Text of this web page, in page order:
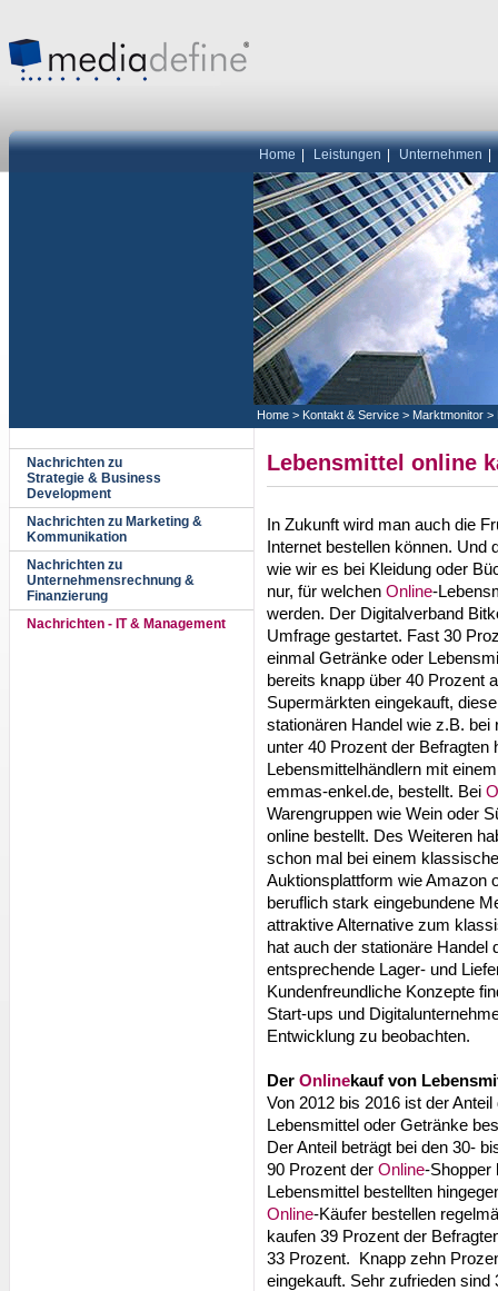
Home Leistungen Unternehmen
Home > Kontakt & Service > Marktmonitor >
Nachrichten zu
Strategie & Business
Development
Nachrichten zu Marketing &
Kommunikation
Nachrichten zu
Unternehmensrechnung &
Finanzierung
Nachrichten - IT & Management
Lebensmittel online
In Zukunft wird man auch die
Internet bestellen können. Und
wie wir es bei Kleidung oder
nur, für welchen Online-
werden. Der Digitalverband
Umfrage gestartet. Fast 30
einmal Getränke oder
bereits knapp über 40 Prozent
Supermärkten eingekauft,
stationären Handel wie z.B. bei
unter 40 Prozent der
Lebensmittelhändlern mit
emmas-enkel.de, bestellt. Bei
Warengruppen wie Wein oder
online bestellt. Des Weiteren
schon mal bei einem
Auktionsplattform wie Amazon
beruflich stark eingebundene
attraktive Alternative zum
hat auch der stationäre Handel
entsprechende Lager- und
Kundenfreundliche Konzepte
Start-ups und
Entwicklung zu beobachten.
Der Onlinekauf von
Von 2012 bis 2016 ist der
Lebensmittel oder Getränke
Der Anteil beträgt bei den 30-
90 Prozent der Online-Shopper
Lebensmittel bestellten
Online-Käufer bestellen
kaufen 39 Prozent der
33 Prozent. Knapp zehn
eingekauft. Sehr zufrieden